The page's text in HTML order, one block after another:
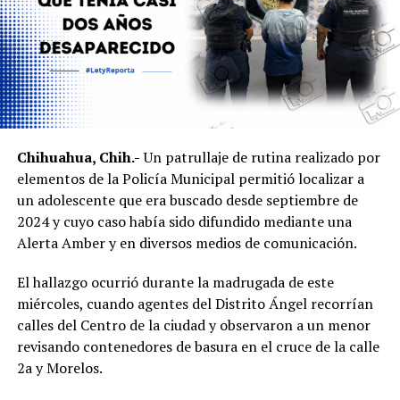
Chihuahua, Chih.-Un patrullaje de rutina realizado por
elementos de la Policía Municipal permitió localizar a
un adolescente que era buscado desde septiembre de
2024 y cuyo caso había sido difundido mediante una
Alerta Amber y en diversos medios de comunicación.
El hallazgo ocurrió durante la madrugada de este
miércoles, cuando agentes del Distrito Ángel recorrían
calles del Centro de la ciudad y observaron a un menor
revisando contenedores de basura en el cruce de la calle
2a y Morelos.